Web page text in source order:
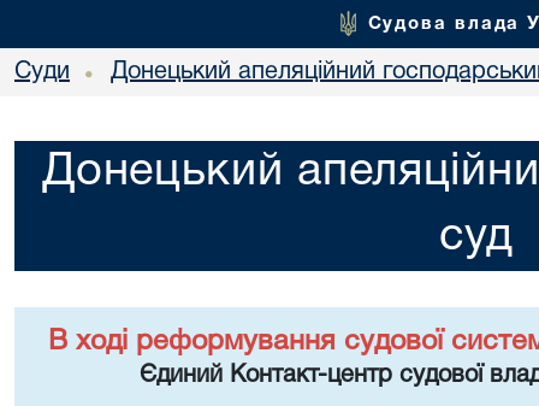
Судова влада
Суди • Донецький апеляційний
Донецький
суд
В ході реформування судової
Єдиний Контакт-центр судової